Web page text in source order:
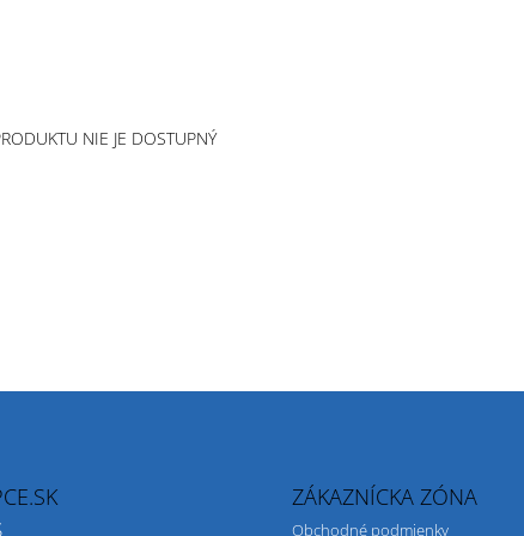
NIE JE DOSTUPNÝ
ZÁKAZNÍCKA ZÓNA
Obchodné podmienky